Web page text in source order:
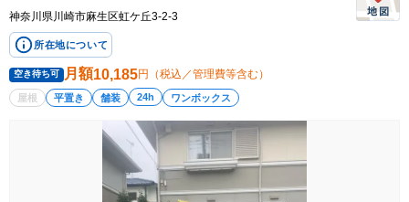
神奈川県川崎市麻生区虹ケ丘3-2-3
所在地について
空き待ち可 月額10,185円（税込／管理費等含む）
屋根 平置き 舗装 24h ワンボックス